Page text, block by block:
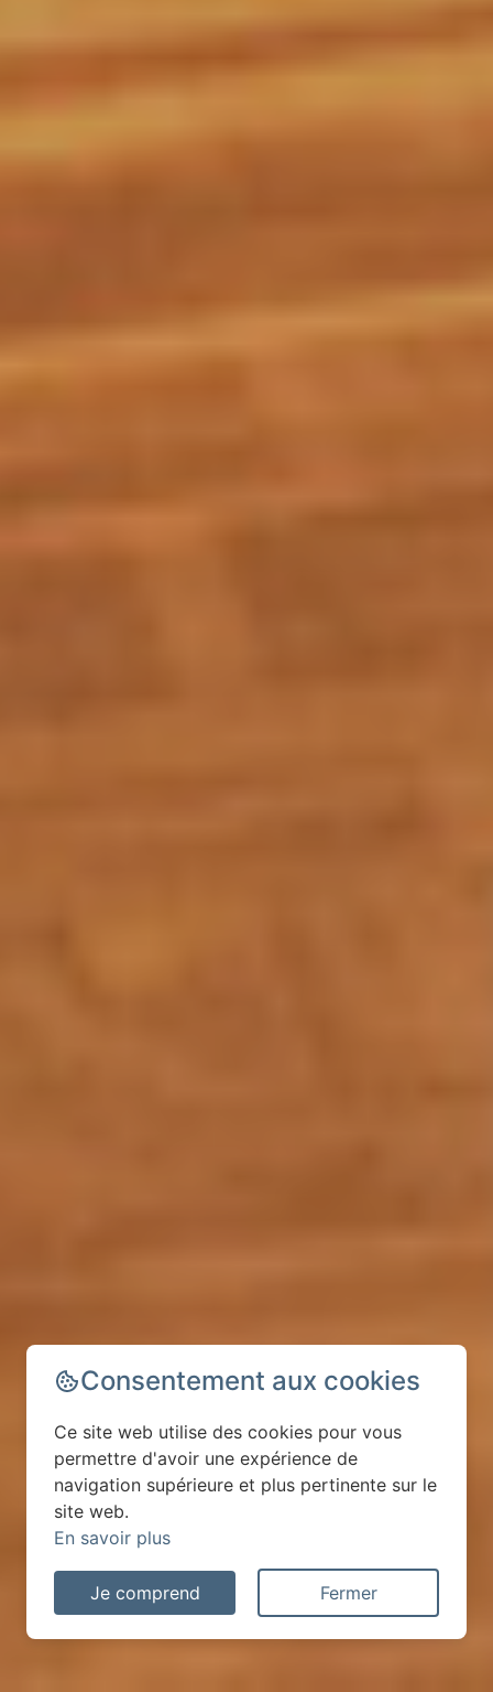
Consentement aux cookies
Ce site web utilise des cookies pour vous
permettre d'avoir une expérience de
navigation supérieure et plus pertinente sur le
site web.
En savoir plus
Je comprend Fermer